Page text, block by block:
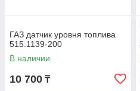
ГАЗ датчик уровня топлива
515.1139-200
В наличии
10 700 ₸